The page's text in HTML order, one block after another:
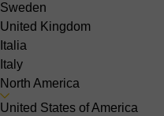
Sweden
United Kingdom
Italia
Italy
North America
United States of America